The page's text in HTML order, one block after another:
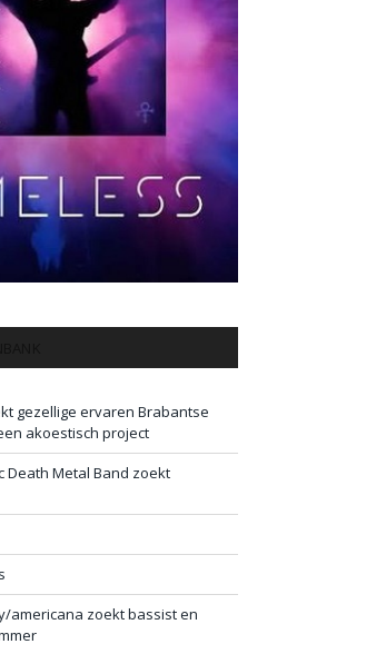
gezellige ervaren Brabantse
akoestisch project
Death Metal Band zoekt
americana zoekt bassist en